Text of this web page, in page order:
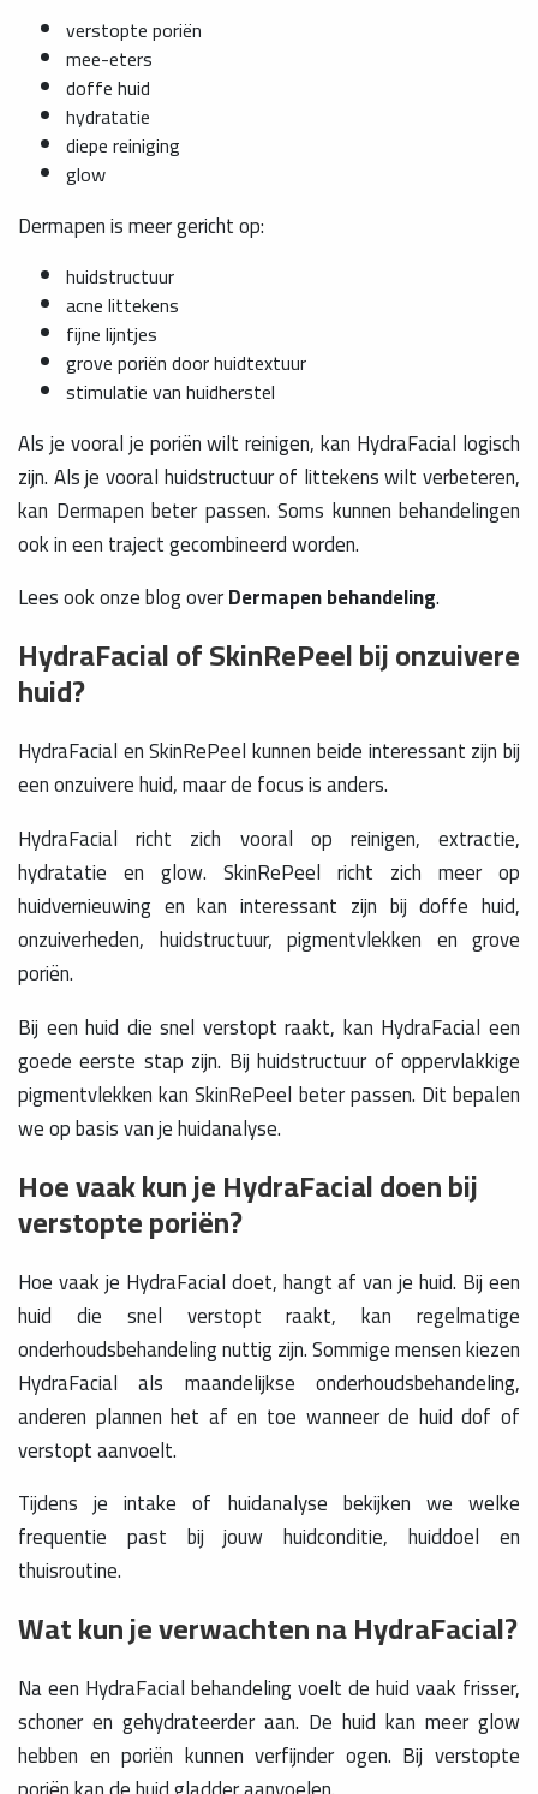
verstopte poriën
mee-eters
doffe huid
hydratatie
diepe reiniging
glow
Dermapen is meer gericht op:
huidstructuur
acne littekens
fijne lijntjes
grove poriën door huidtextuur
stimulatie van huidherstel
Als je vooral je poriën wilt reinigen, kan HydraFacial logisch
zijn. Als je vooral huidstructuur of littekens wilt verbeteren,
kan Dermapen beter passen. Soms kunnen behandelingen
ook in een traject gecombineerd worden.
Lees ook onze blog overDermapen behandeling.
HydraFacial of SkinRePeel bij onzuivere
huid?
HydraFacial en SkinRePeel kunnen beide interessant zijn bij
een onzuivere huid, maar de focus is anders.
HydraFacial richt zich vooral op reinigen, extractie,
hydratatie en glow. SkinRePeel richt zich meer op
huidvernieuwing en kan interessant zijn bij doffe huid,
onzuiverheden, huidstructuur, pigmentvlekken en grove
poriën.
Bij een huid die snel verstopt raakt, kan HydraFacial een
goede eerste stap zijn. Bij huidstructuur of oppervlakkige
pigmentvlekken kan SkinRePeel beter passen. Dit bepalen
we op basis van je huidanalyse.
Hoe vaak kun je HydraFacial doen bij
verstopte poriën?
Hoe vaak je HydraFacial doet, hangt af van je huid. Bij een
huid die snel verstopt raakt, kan regelmatige
onderhoudsbehandeling nuttig zijn. Sommige mensen kiezen
HydraFacial als maandelijkse onderhoudsbehandeling,
anderen plannen het af en toe wanneer de huid dof of
verstopt aanvoelt.
Tijdens je intake of huidanalyse bekijken we welke
frequentie past bij jouw huidconditie, huiddoel en
thuisroutine.
Wat kun je verwachten na HydraFacial?
Na een HydraFacial behandeling voelt de huid vaak frisser,
schoner en gehydrateerder aan. De huid kan meer glow
hebben en poriën kunnen verfijnder ogen. Bij verstopte